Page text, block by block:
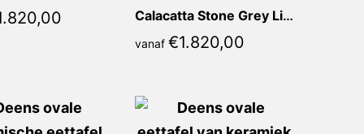
Calacatta Stone Grey Lia Deens Ovaal
vanaf €1.820,00